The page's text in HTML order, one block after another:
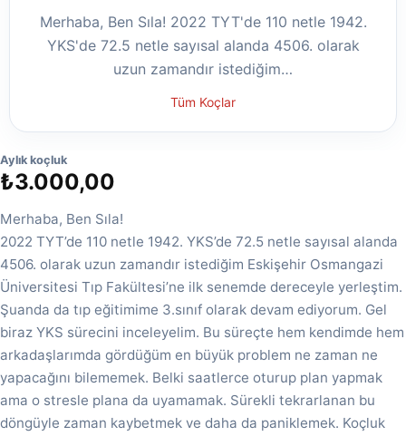
Merhaba, Ben Sıla! 2022 TYT'de 110 netle 1942.
YKS'de 72.5 netle sayısal alanda 4506. olarak
uzun zamandır istediğim…
Tüm Koçlar
Aylık koçluk
₺3.000,00
Merhaba, Ben Sıla!
2022 TYT’de 110 netle 1942. YKS’de 72.5 netle sayısal alanda
4506. olarak uzun zamandır istediğim Eskişehir Osmangazi
Üniversitesi Tıp Fakültesi’ne ilk senemde dereceyle yerleştim.
Şuanda da tıp eğitimime 3.sınıf olarak devam ediyorum. Gel
biraz YKS sürecini inceleyelim. Bu süreçte hem kendimde hem
arkadaşlarımda gördüğüm en büyük problem ne zaman ne
yapacağını bilememek. Belki saatlerce oturup plan yapmak
ama o stresle plana da uyamamak. Sürekli tekrarlanan bu
döngüyle zaman kaybetmek ve daha da paniklemek. Koçluk